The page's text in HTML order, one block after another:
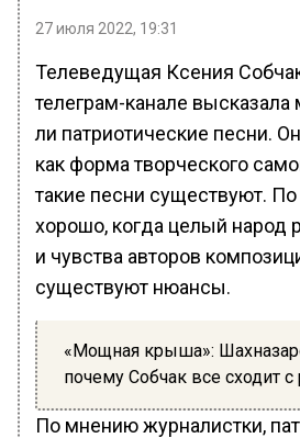
27 июля 2022, 19:31
Телеведущая Ксения
телеграм-канале
ли патриотические песни.
как форма творческого
такие песни существуют.
хорошо, когда целый народ
и чувства авторов
существуют нюансы.
«Мощная крыша»:
почему Собчак все сходит с
По мнению журналистки,